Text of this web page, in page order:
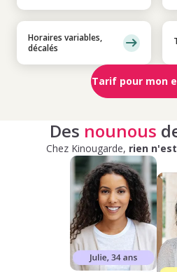
Horaires variables,
décalés
Tarif pour mon
Des nounous
Chez Kinougarde, rien